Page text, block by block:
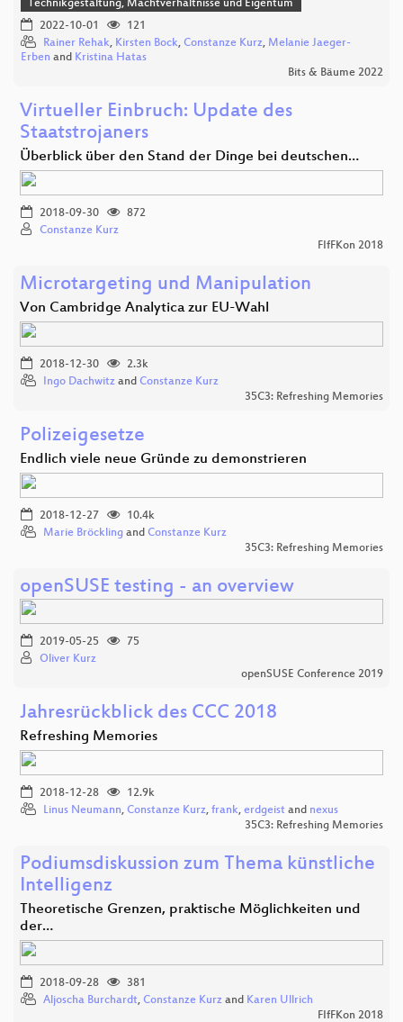
Technikgestaltung, Machtverhältnisse und Eigentum
2022-10-01
121
Rainer Rehak, Kirsten Bock, Constanze Kurz, Melanie Jaeger-
Erben and Kristina Hatas
Bits & Bäume 2022
Virtueller Einbruch: Update des
Staatstrojaners
Überblick über den Stand der Dinge bei deutschen…
2018-09-30
872
Constanze Kurz
FIfFKon 2018
Microtargeting und Manipulation
Von Cambridge Analytica zur EU-Wahl
2018-12-30
2.3k
Ingo Dachwitz and Constanze Kurz
35C3: Refreshing Memories
Polizeigesetze
Endlich viele neue Gründe zu demonstrieren
2018-12-27
10.4k
Marie Bröckling and Constanze Kurz
35C3: Refreshing Memories
openSUSE testing - an overview
2019-05-25
75
Oliver Kurz
openSUSE Conference 2019
Jahresrückblick des CCC 2018
Refreshing Memories
2018-12-28
12.9k
Linus Neumann, Constanze Kurz, frank, erdgeist and nexus
35C3: Refreshing Memories
Podiumsdiskussion zum Thema künstliche
Intelligenz
Theoretische Grenzen, praktische Möglichkeiten und
der…
2018-09-28
381
Aljoscha Burchardt, Constanze Kurz and Karen Ullrich
FIfFKon 2018